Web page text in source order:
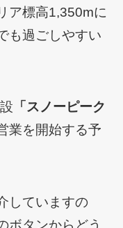
ア標高1,350mに
も過ごしやすい
「スノーピーク
業を開始する予
していますの
ボタンからどう